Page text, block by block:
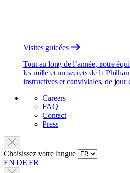
Visites guidées
Tout au long de l’année, notre
les mille et un secrets de la
instructives et conviviales, de jour
Careers
FAQ
Contact
Press
Choisissez votre langue
EN DE FR